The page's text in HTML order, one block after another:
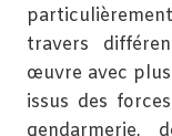
travers
œuvre avec
issus des
gendarmerie,